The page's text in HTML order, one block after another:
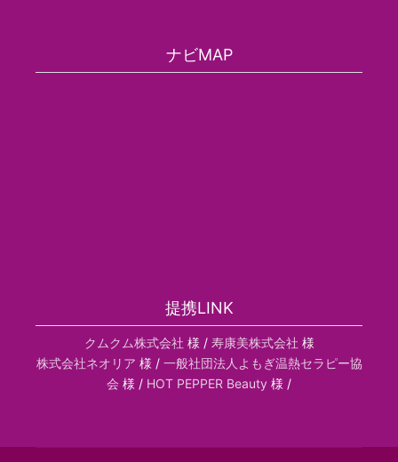
ナビMAP
提携LINK
クムクム株式会社 様 / 寿康美株式会社 様
株式会社ネオリア 様 / 一般社団法人よもぎ温熱セラピー協
会 様 / HOT PEPPER Beauty 様 /